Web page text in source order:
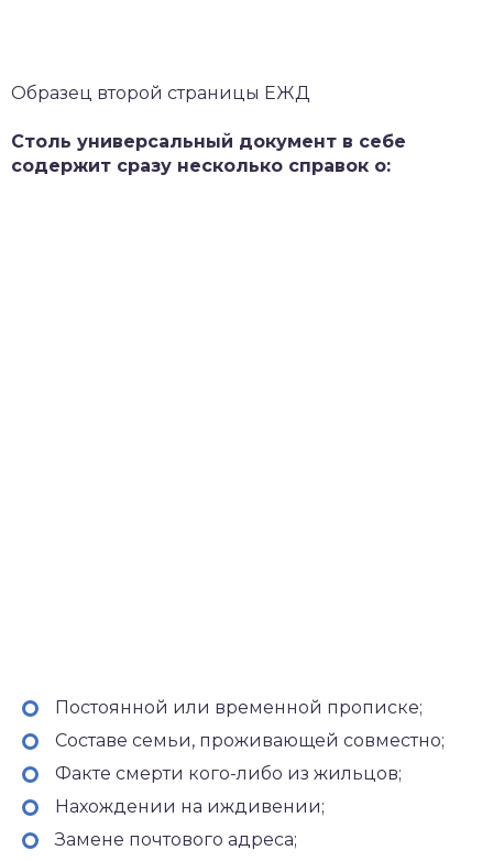
Образец второй страницы ЕЖД
Столь универсальный документ в себе
содержит сразу несколько справок о:
Постоянной или временной прописке;
Составе семьи, проживающей совместно;
Факте смерти кого-либо из жильцов;
Нахождении на иждивении;
Замене почтового адреса;